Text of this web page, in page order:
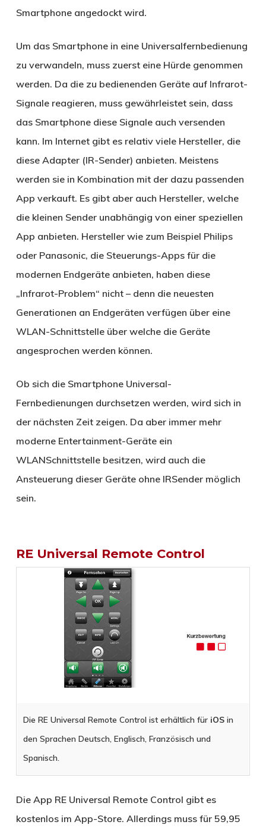
Smartphone angedockt wird.
Um das Smartphone in eine Universalfernbedienung
zu verwandeln, muss zuerst eine Hürde genommen
werden. Da die zu bedienenden Geräte auf Infrarot-
Signale reagieren, muss gewährleistet sein, dass
das Smartphone diese Signale auch versenden
kann. Im Internet gibt es relativ viele Hersteller, die
diese Adapter (IR-Sender) anbieten. Meistens
werden sie in Kombination mit der dazu passenden
App verkauft. Es gibt aber auch Hersteller, welche
die kleinen Sender unabhängig von einer speziellen
App anbieten. Hersteller wie zum Beispiel Philips
oder Panasonic, die Steuerungs-Apps für die
modernen Endgeräte anbieten, haben diese
„Infrarot-Problem“ nicht – denn die neuesten
Generationen an Endgeräten verfügen über eine
WLAN-Schnittstelle über welche die Geräte
angesprochen werden können.
Ob sich die Smartphone Universal-
Fernbedienungen durchsetzen werden, wird sich in
der nächsten Zeit zeigen. Da aber immer mehr
moderne Entertainment-Geräte ein
WLANSchnittstelle besitzen, wird auch die
Ansteuerung dieser Geräte ohne IRSender möglich
sein.
RE Universal Remote Control
Die RE Universal Remote Control ist erhältlich für iOSin
den Sprachen Deutsch, Englisch, Französisch und
Spanisch.
Die App RE Universal Remote Control gibt es
kostenlos im App-Store. Allerdings muss für 59,95